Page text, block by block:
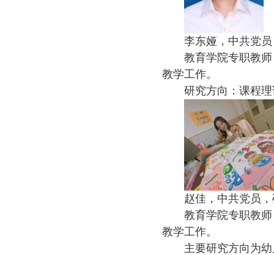
李东娅，中共党
教育学院专职教
教学工作。
研究方向：课程
赵佳，中共党员
教育学院专职教
教学工作。
主要研究方向为